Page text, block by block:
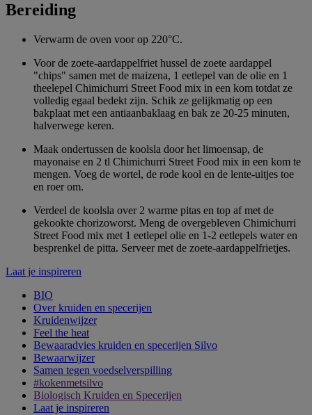
Bereiding
Verwarm de oven voor op 220°C.
Voor de zoete-aardappelfriet hussel de zoete aardappel
"chips" samen met de maizena, 1 eetlepel van de olie en 1
theelepel Chimichurri Street Food mix in een kom totdat ze
volledig egaal bedekt zijn. Schik ze gelijkmatig op een
bakplaat met een antiaanbaklaag en bak ze 20-25 minuten,
halverwege keren.
Maak ondertussen de koolsla door het limoensap, de
mayonaise en 2 tl Chimichurri Street Food mix in een kom te
mengen. Voeg de wortel, de rode kool en de lente-uitjes toe
en roer om.
Verdeel de koolsla over 2 warme pitas en top af met de
gekookte chorizoworst. Meng de overgebleven Chimichurri
Street Food mix met 1 eetlepel olie en 1-2 eetlepels water en
besprenkel de pitta. Serveer met de zoete-aardappelfrietjes.
Laat je inspireren
BIO
Over kruiden en specerijen
Kruidenwijzer
Feel the heat
Bewaaradvies kruiden en specerijen Silvo
Bewaarwijzer
Samen tegen voedselverspilling
#kokenmetsilvo
Biologisch Kruiden en Specerijen
Laat je inspireren